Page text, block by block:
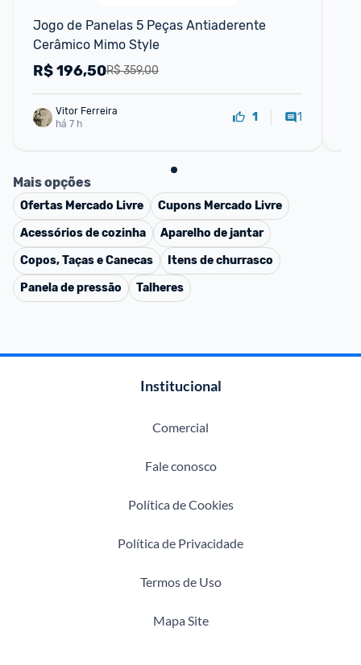
Jogo de Panelas 5 Peças Antiaderente
Cerâmico Mimo Style
R$ 359,00
R$196,50
Vitor Ferreira
há 7 h
1 1
Mais opções
Ofertas Mercado Livre Cupons Mercado Livre
Acessórios de cozinha
Aparelho de jantar
Copos, Taças e Canecas
Itens de churrasco
Panela de pressão
Talheres
Institucional
Comercial
Fale conosco
Política de Cookies
Política de Privacidade
Termos de Uso
Mapa Site